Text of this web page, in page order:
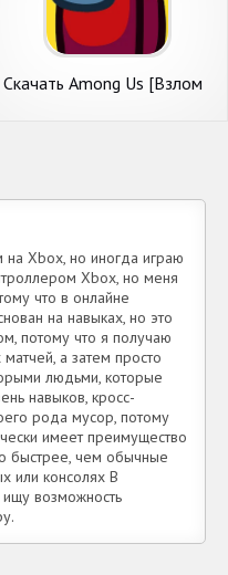
Скачать Among Us [Взлом
Xbox, но иногда играю
Xbox, но меня
что в онлайне
на навыках, но это
потому что я получаю
а затем просто
людьми, которые
навыков, кросс-
рода мусор, потому
имеет преимущество
быстрее, чем обычные
или консолях В
возможность